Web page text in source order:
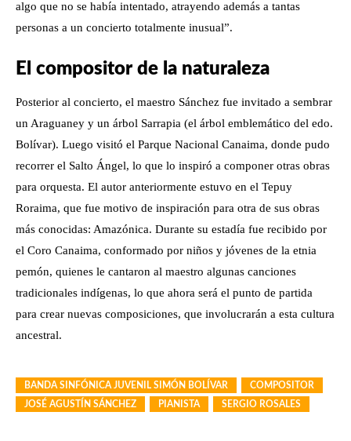
algo que no se había intentado, atrayendo además a tantas
personas a un concierto totalmente inusual”.
El compositor de la naturaleza
Posterior al concierto, el maestro Sánchez fue invitado a sembrar
un Araguaney y un árbol Sarrapia (el árbol emblemático del edo.
Bolívar). Luego visitó el Parque Nacional Canaima, donde pudo
recorrer el Salto Ángel, lo que lo inspiró a componer otras obras
para orquesta. El autor anteriormente estuvo en el Tepuy
Roraima, que fue motivo de inspiración para otra de sus obras
más conocidas: Amazónica. Durante su estadía fue recibido por
el Coro Canaima, conformado por niños y jóvenes de la etnia
pemón, quienes le cantaron al maestro algunas canciones
tradicionales indígenas, lo que ahora será el punto de partida
para crear nuevas composiciones, que involucrarán a esta cultura
ancestral.
BANDA SINFÓNICA JUVENIL SIMÓN BOLÍVAR
COMPOSITOR
JOSÉ AGUSTÍN SÁNCHEZ
PIANISTA SERGIO ROSALES